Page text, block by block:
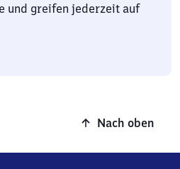
und greifen jederzeit auf
Nach oben